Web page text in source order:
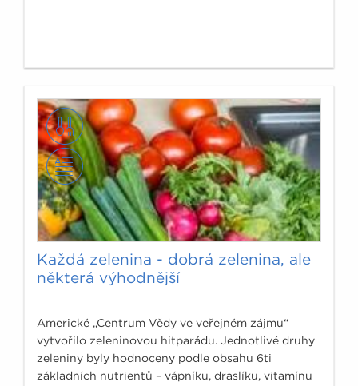
Každá zelenina - dobrá zelenina, ale
některá výhodnější
Americké „Centrum Vědy ve veřejném zájmu“
vytvořilo zeleninovou hitparádu. Jednotlivé druhy
zeleniny byly hodnoceny podle obsahu 6ti
základních nutrientů – vápníku, draslíku, vitamínu